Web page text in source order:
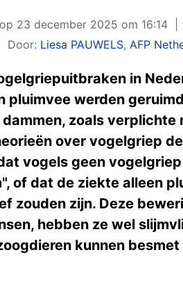
23 december 2025 om 16:14
Door: Liesa PAUWELS, AFP
in
pluimvee werden
zoals
over vogelgriep
vogels geen
of dat de ziekte alleen
zouden zijn. Deze
hebben ze wel
kunnen